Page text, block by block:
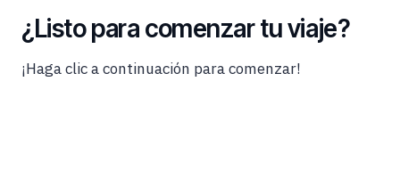
¿Listo para comenzar tu viaje?
¡Haga clic a continuación para comenzar!